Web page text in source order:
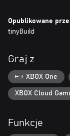
Opublikowane
tinyBuild
Graj z
XBOX One
XBOX Cloud
Funkcje